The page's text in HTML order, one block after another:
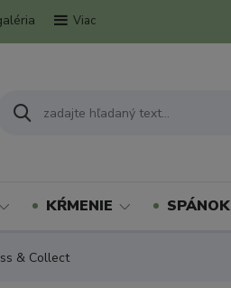
Viac
KŔMENIE SPÁNOK
& Collect